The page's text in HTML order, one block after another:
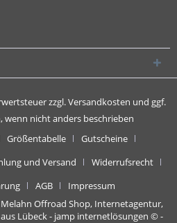
zzgl.Versandkosten und ggf.
wenn nicht anders beschrieben
Größentabelle
Gutscheine
und Versand
Widerrufsrecht
AGB
Impressum
Offroad Shop, Internetagentur,
Lübeck - jamp internetlösungen © -